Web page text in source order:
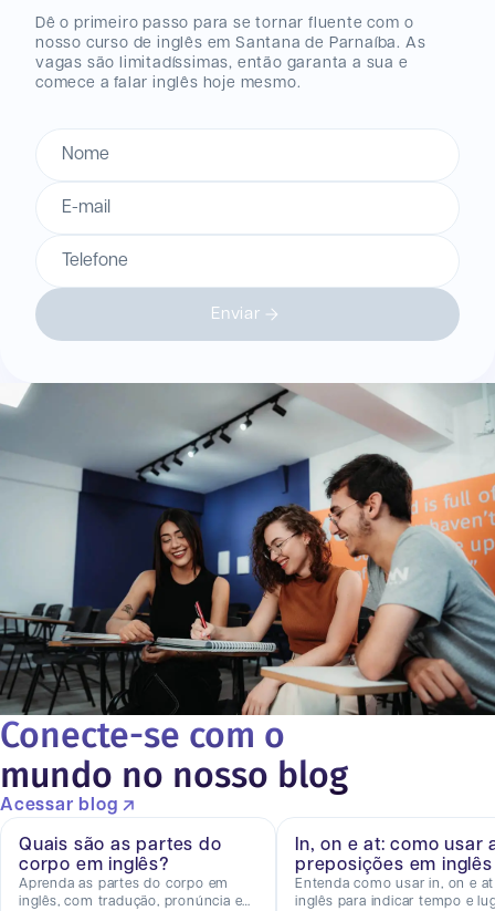
Dê o primeiro passo para se tornar fluente com o
nosso curso de inglês em Santana de Parnaíba. As
vagas são limitadíssimas, então garanta a sua e
comece a falar inglês hoje mesmo.
Nome
E-mail
Telefone
Enviar
Conecte-se com o
mundo no nosso blog
Acessar blog
Quais são as partes do
corpo em inglês?
Aprenda as partes do corpo em
inglês, com tradução, pronúncia e
In, on e at: como usar
preposições em inglês
Entenda como usar in, on e
inglês para indicar tempo e